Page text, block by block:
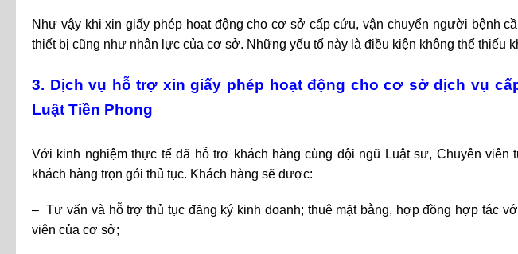
Như vậy khi xin giấy phép hoạt động cho cơ sở cấp cứu, vận chuyển người bệnh
thiết bị cũng như nhân lực của cơ sở. Những yếu tố này là điều kiện không thể thiếu
3. Dịch vụ hỗ trợ xin giấy phép hoạt động cho cơ sở dịch vụ
Luật Tiền Phong
Với kinh nghiệm thực tế đã hỗ trợ khách hàng cùng đội ngũ Luật sư, Chuyên viên
khách hàng trọn gói thủ tục. Khách hàng sẽ được:
– Tư vấn và hỗ trợ thủ tục đăng ký kinh doanh; thuê mặt bằng, hợp đồng hợp tác
viên của cơ sở;